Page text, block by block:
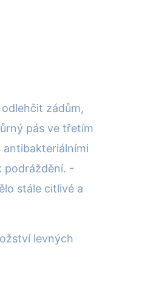
zádům,
pás ve třetím
podráždění. -
stále citlivé a
levných